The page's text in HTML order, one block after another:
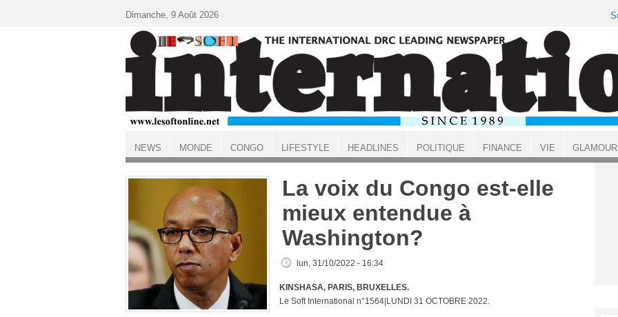
ACCUEIL
La voix du Congo est-elle
mieux entendue à
Washington?
lun, 31/10/2022 - 16:34
KINSHASA, PARIS, BRUXELLES.
Le Soft International n°1564|LUNDI 31 OCTOBRE 2022.
Dimanche, 9 Août 2026
NEWS MONDE CONGO LIFESTYLE HEADLINES POLITIQUE FINANCE VIE GLAMOUR